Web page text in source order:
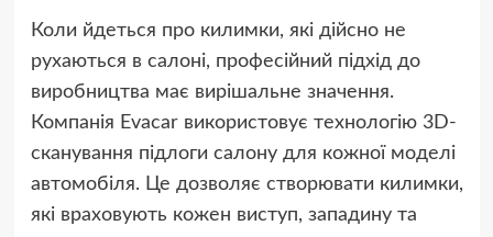
Коли йдеться про килимки, які дійсно не
рухаються в салоні, професійний підхід до
виробництва має вирішальне значення.
Компанія Evacar використовує технологію 3D-
сканування підлоги салону для кожної моделі
автомобіля. Це дозволяє створювати килимки,
які враховують кожен виступ, западину та